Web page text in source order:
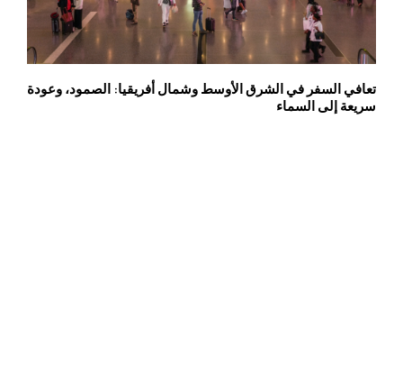
تعافي السفر في الشرق الأوسط وشمال أفريقيا: الصمود، وعودة
سريعة إلى السماء